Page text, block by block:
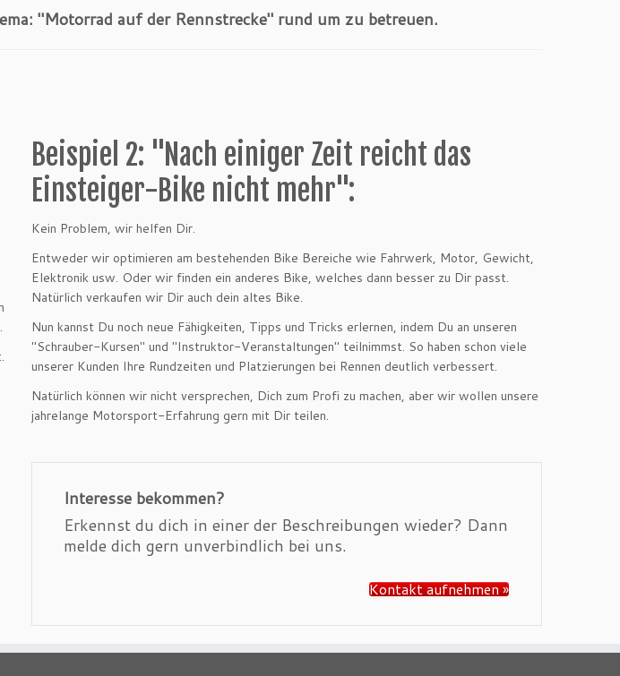
"Motorrad auf der Rennstrecke" rund um zu betreuen.
Beispiel 2: "Nach einiger Zeit reicht das
Einsteiger-Bike nicht mehr":
Kein Problem, wir helfen Dir.
Entweder wir optimieren am bestehenden Bike Bereiche wie Fahrwerk, Motor, Gewicht,
Elektronik usw. Oder wir finden ein anderes Bike, welches dann besser zu Dir passt.
Natürlich verkaufen wir Dir auch dein altes Bike.
Nun kannst Du noch neue Fähigkeiten, Tipps und Tricks erlernen, indem Du an unseren
"Schrauber-Kursen" und "Instruktor-Veranstaltungen" teilnimmst. So haben schon viele
unserer Kunden Ihre Rundzeiten und Platzierungen bei Rennen deutlich verbessert.
Natürlich können wir nicht versprechen, Dich zum Profi zu machen, aber wir wollen unsere
jahrelange Motorsport-Erfahrung gern mit Dir teilen.
Interesse bekommen?
Erkennst du dich in einer der Beschreibungen wieder? Dann
melde dich gern unverbindlich bei uns.
Kontakt aufnehmen »